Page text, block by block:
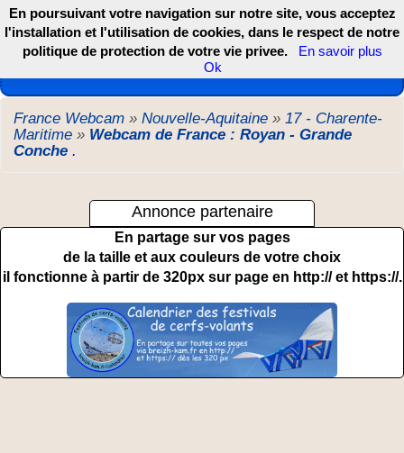
Les webcams de France, DOM TOM et COM
France Webcam » Nouvelle-Aquitaine » 17 - Charente-
Maritime » Webcam de France : Royan - Grande
Conche .
Annonce partenaire
En partage sur vos pages
de la taille et aux couleurs de votre choix
il fonctionne à partir de 320px sur page en http:// et https://.
En poursuivant votre navigation sur notre site, vous acceptez
l'installation et l'utilisation de cookies, dans le respect de notre
politique de protection de votre vie privee.
En savoir plus
Ok